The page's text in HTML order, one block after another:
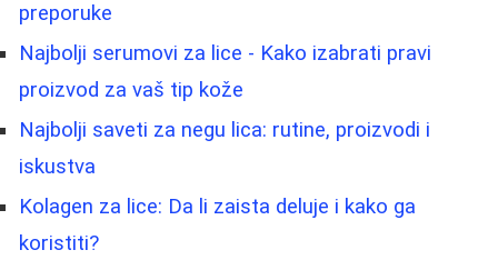
preporuke
Najbolji serumovi za lice - Kako izabrati pravi
proizvod za vaš tip kože
Najbolji saveti za negu lica: rutine, proizvodi i
iskustva
Kolagen za lice: Da li zaista deluje i kako ga
koristiti?